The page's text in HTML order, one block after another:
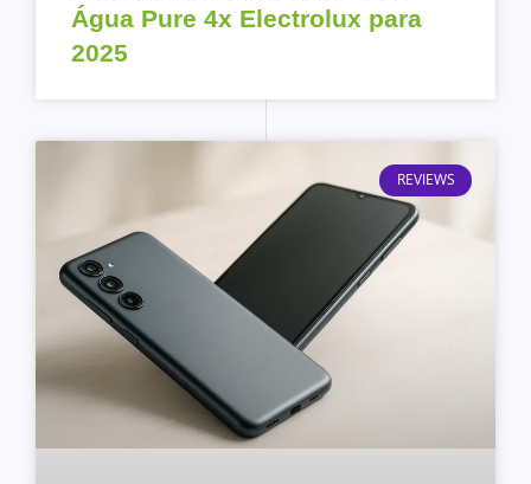
Água Pure 4x Electrolux para
2025
REVIEWS